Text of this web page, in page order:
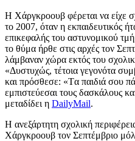
Η Χάργκροουβ φέρεται να είχε
το 2007, όταν η εκπαιδευτικός
επικεφαλής του αστυνομικού
το θύμα ήρθε στις αρχές τον
λάμβαναν χώρα εκτός του
«Δυστυχώς, τέτοια γεγονότα
και πρόσθεσε: «Tα παιδιά σου
εμπιστεύεσαι τους δασκάλους
μεταδίδει η DailyMail.
Η ανεξάρτητη σχολική
Χάργκροουβ τον Σεπτέμβριο